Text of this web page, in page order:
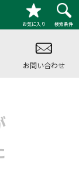
お気に入り 検索条件
お問い合わせ